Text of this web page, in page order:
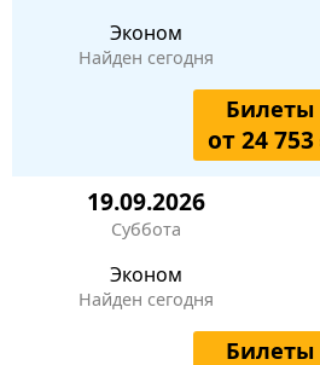
Эконом
Найден сегодня
Билеты
от 24 753
19.09.2026
Суббота
Эконом
Найден сегодня
Билеты